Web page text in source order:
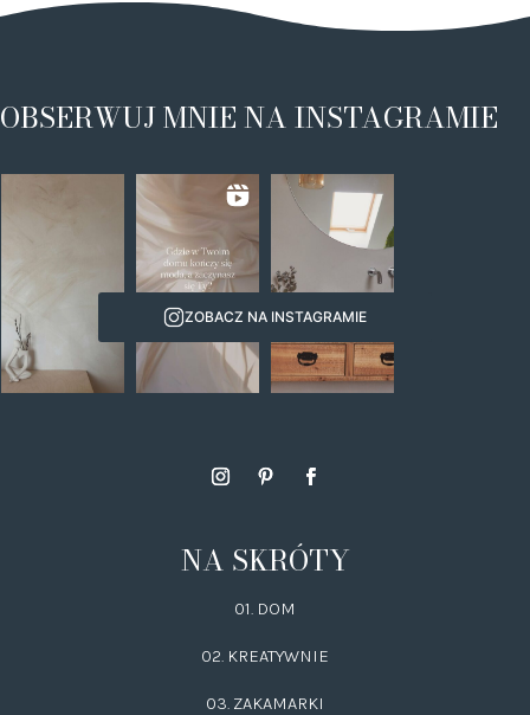
OBSERWUJ MNIE NA INSTAGRAMIE
ZOBACZ NA INSTAGRAMIE
NA SKRÓTY
01. DOM
02. KREATYWNIE
03. ZAKAMARKI